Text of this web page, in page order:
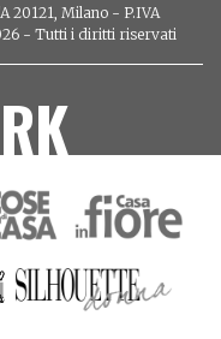
20121, Milano - P.IVA
- Tutti i diritti riservati